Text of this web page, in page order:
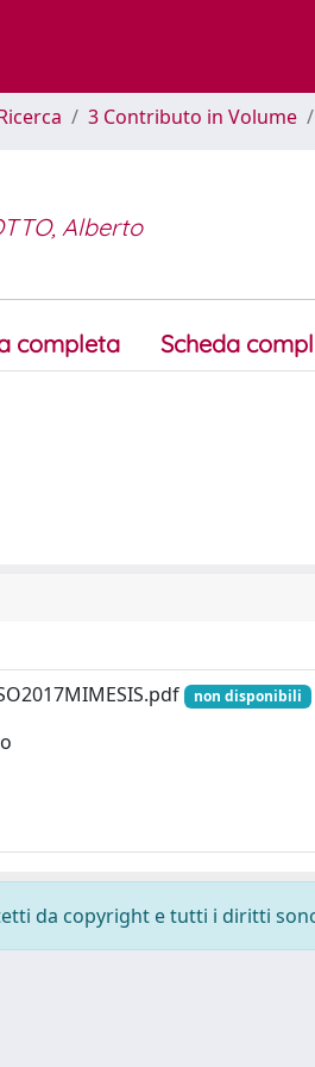
3 Contributo in Volume
Alberto
completa Scheda
non disponibili
da copyright e tutti i diritti